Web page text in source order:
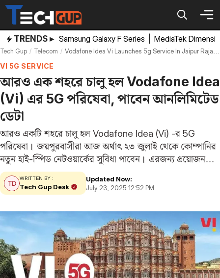
Skip
content
TRENDS ▸ Samsung Galaxy F Series MediaTek
Tech Gup Telecom Vodafone Idea Vi Launches 5g Service In Jaipur Rajasthan Get Unlimited Data
VI 5G SERVICE
আরও এক শহরে চালু হল Vodafone Idea
(Vi) এর 5G পরিষেবা, পাবেন আনলিমিটেড
ডেটা
আরও একটি শহরে চালু হল Vodafone Idea (Vi) -র 5G
পরিষেবা। জয়পুরবাসীরা আজ অর্থাৎ ২৩ জুলাই থেকে কোম্পানির
নতুন হাই-স্পিড নেটওয়ার্কের সুবিধা পাবেন। এরজন্য প্রয়োজন
হবে একটি 5G স্মার্টফোনের। Vi জানিয়েছে, এটি তাদের ৫জি
সম্প্রসারণ পরিকল্পনার অংশ। কোম্পানিটি ২৩টি শহর…
WRITTEN BY :
Tech Gup Desk
Updated Now:
July 23, 2025 12:52 PM